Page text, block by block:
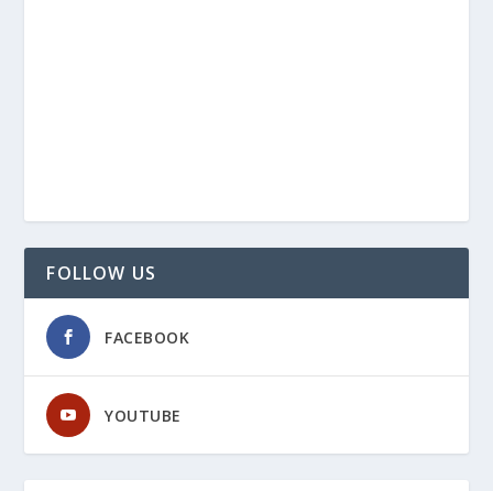
FOLLOW US
FACEBOOK
YOUTUBE